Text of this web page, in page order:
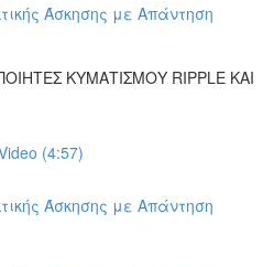
Άσκησης με Απάντηση
ΚΥΜΑΤΙΣΜΟΥ RIPPLE ΚΑΙ
(4:57)
Άσκησης με Απάντηση